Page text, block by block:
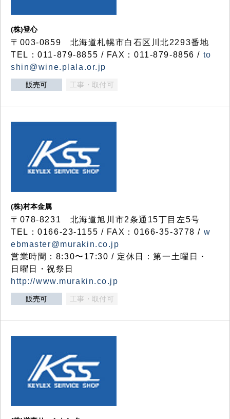
(株)登心
〒003-0859 北海道札幌市白石区川北2293番地
TEL：011-879-8855 / FAX：011-879-8856 / to
shin@wine.plala.or.jp
販売可 工事・取付可
(株)村本金属
〒078-8231 北海道旭川市2条通15丁目左5号
TEL：0166-23-1155 / FAX：0166-35-3778 / w
ebmaster@murakin.co.jp
営業時間：8:30〜17:30 / 定休日：第一土曜日・
日曜日・祝祭日
http://www.murakin.co.jp
販売可 工事・取付可